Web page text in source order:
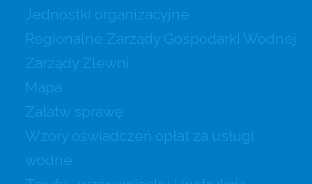
Jednostki organizacyjne
Regionalne Zarządy Gospodarki Wodnej
Zarządy Zlewni
Mapa
Załatw sprawę
Wzory oświadczeń opłat za usługi
wodne